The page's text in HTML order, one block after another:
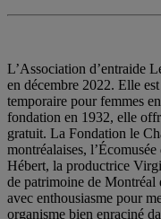
L’Association d’entraide
en décembre 2022. Elle
temporaire pour femmes
fondation en 1932, elle
gratuit. La Fondation le
montréalaises,
Hébert, la productrice
de patrimoine de Montréal
avec enthousiasme pour
organisme bien enraciné